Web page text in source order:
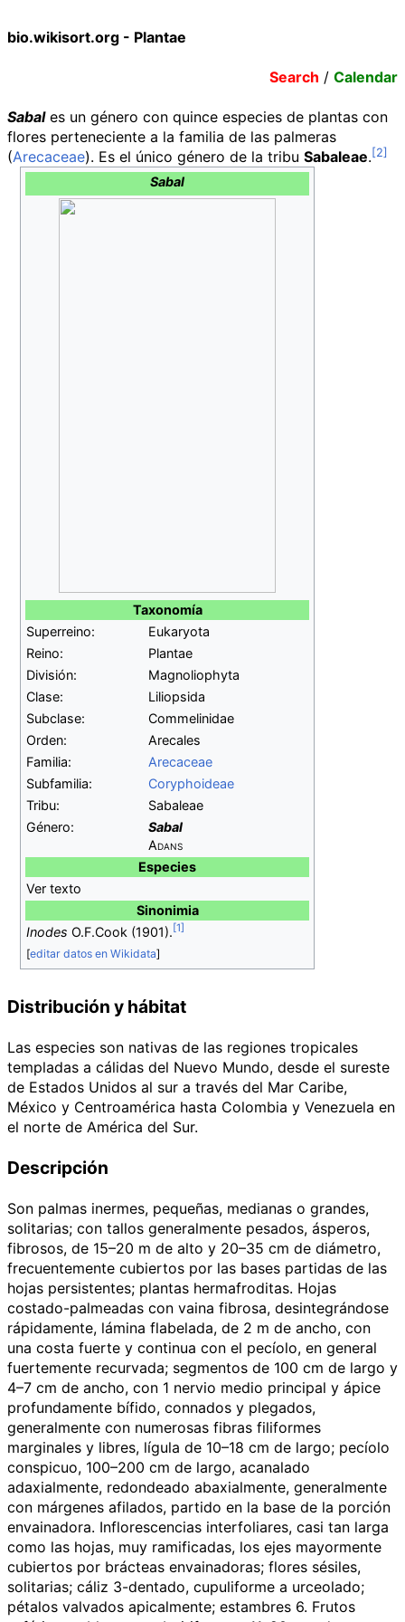
bio.wikisort.org - Plantae
Search / Calendar
Sabales un género con quince especies de plantas con
flores perteneciente a la familia de las palmeras
(Arecaceae). Es el único género de la tribu Sabaleae.
Sabal
Taxonomía
Superreino:
Eukaryota
Reino:
Plantae
División:
Magnoliophyta
Clase:
Liliopsida
Subclase:
Commelinidae
Orden:
Arecales
Familia:
Arecaceae
Subfamilia:
Coryphoideae
Tribu:
Sabaleae
Género:
Sabal
Adans
Especies
Ver texto
Sinonimia
Inodes O.F.Cook (1901).
[editar datos en Wikidata]
Distribución y hábitat
Las especies son nativas de las regiones tropicales
templadas a cálidas del Nuevo Mundo, desde el sureste
de Estados Unidos al sur a través del Mar Caribe,
México y Centroamérica hasta Colombia y Venezuela en
el norte de América del Sur.
Descripción
Son palmas inermes, pequeñas, medianas o grandes,
solitarias; con tallos generalmente pesados, ásperos,
fibrosos, de 15–20 m de alto y 20–35 cm de diámetro,
frecuentemente cubiertos por las bases partidas de las
hojas persistentes; plantas hermafroditas. Hojas
costado-palmeadas con vaina fibrosa, desintegrándose
rápidamente, lámina flabelada, de 2 m de ancho, con
una costa fuerte y continua con el pecíolo, en general
fuertemente recurvada; segmentos de 100 cm de largo y
4–7 cm de ancho, con 1 nervio medio principal y ápice
profundamente bífido, connados y plegados,
generalmente con numerosas fibras filiformes
marginales y libres, lígula de 10–18 cm de largo; pecíolo
conspicuo, 100–200 cm de largo, acanalado
adaxialmente, redondeado abaxialmente, generalmente
con márgenes afilados, partido en la base de la porción
envainadora. Inflorescencias interfoliares, casi tan larga
como las hojas, muy ramificadas, los ejes mayormente
cubiertos por brácteas envainadoras; flores sésiles,
solitarias; cáliz 3-dentado, cupuliforme a urceolado;
pétalos valvados apicalmente; estambres 6. Frutos